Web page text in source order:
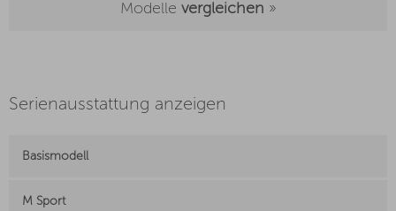
Modelle vergleichen »
Serienausstattung anzeigen
Basismodell
M Sport